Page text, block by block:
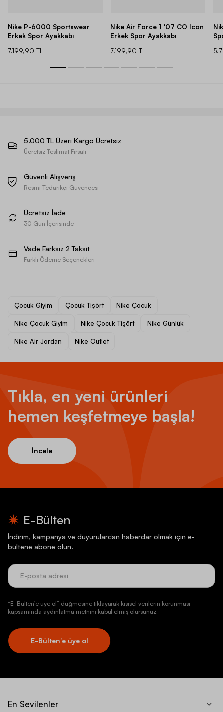
Nike P-6000 Sportswear
Erkek Spor Ayakkabı
7.199,90 TL
Nike Air Force 1 '07 CO Icon
Erkek Spor Ayakkabı
7.199,90 TL
5.000 TL Üzeri Kargo Ücretsiz
Ücretsiz Teslimat Fırsatı
Güvenli Alışveriş
Resmi Tedarikçi Güvencesi
Ücretsiz İade
30 Gün İçerisinde
Vade Farksız 2 Taksit
Farklı Ödeme Seçenekleri
Çocuk Giyim Çocuk Tişört Nike Çocuk
Nike Çocuk Giyim Nike Çocuk Tişört Nike Günlük
Nike Air Jordan Nike Outlet
Tıkla, en yeni ürünleri
hemen keşfetmeye başla!
İncele
E-Bülten
İndirim, kampanya ve duyurulardan haberdar olmak için e-
bültene abone olun.
“E-Bülten’e üye ol” düğmesine tıklayarak kişisel verilerin korunması
kapsamında aydınlatma metnini kabul etmiş olursunuz.
E-Bülten’e üye ol
En Sevilenler